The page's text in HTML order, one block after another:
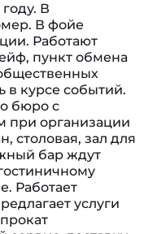
В
В фойе
Работают
пункт обмена
в курсе событий.
бюро с
при организации
столовая, зал для
бар ждут
Работает
услуги